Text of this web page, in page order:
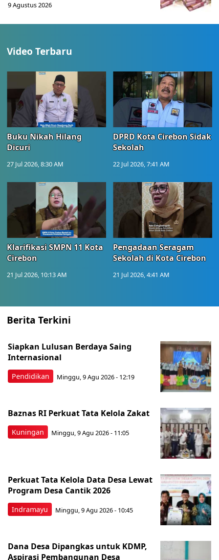
9 Agustus 2026
Video Terbaru
Buku Nikah Hilang
Dicuri
27 Jul 2026, 8:30 AM
DPRD Kota Cirebon Sidak
Sekolah
22 Jul 2026, 7:41 AM
Klarifikasi SMPN 11 Kota
Cirebon
21 Jul 2026, 10:13 AM
Pengadaan Seragam
Sekolah di Kota Cirebon
21 Jul 2026, 4:41 AM
Berita Terkini
Pendidikan
Siapkan Lulusan Berdaya Saing
Internasional
Minggu, 9 Agu 2026 - 12:19
Kuningan
Baznas RI Perkuat Tata Kelola Zakat
Minggu, 9 Agu 2026 - 11:05
Indramayu
Perkuat Tata Kelola Data Desa Lewat
Program Desa Cantik 2026
Minggu, 9 Agu 2026 - 10:45
Dana Desa Dipangkas untuk KDMP,
Aspirasi Pembangunan Desa